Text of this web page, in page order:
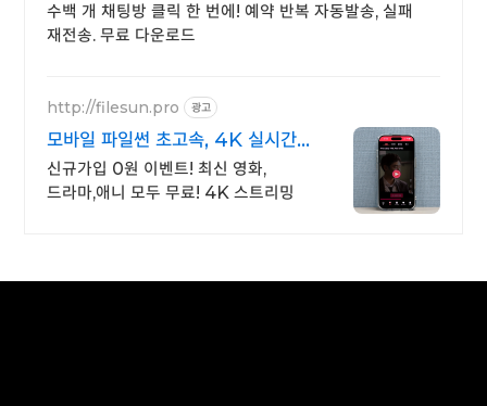
수백 개 채팅방 클릭 한 번에! 예약 반복 자동발송, 실패
재전송. 무료 다운로드
http://filesun.pro 광고
모바일 파일썬 초고속, 4K 실시간
보기!
신규가입 0원 이벤트! 최신 영화,
드라마,애니 모두 무료! 4K 스트리밍